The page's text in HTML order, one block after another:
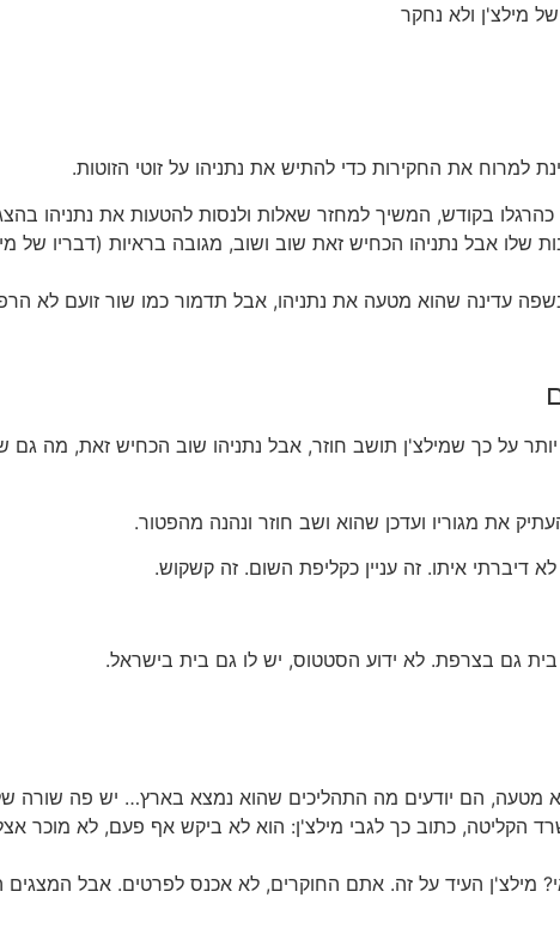
מילצ'ן ולא נחקר
שלו אבל נתניהו הכחיש זאת שוב ושוב, מגובה בראיות (דבריו של
עדינה שהוא מטעה את נתניהו, אבל תדמור כמו שור זועם לא
על כך שמילצ'ן תושב חוזר, אבל נתניהו שוב הכחיש זאת, מה גם
את מגוריו ועדכן שהוא ושב חוזר ונהנה מהפטור.
לא דיברתי איתו. זה עניין כקליפת השום. זה קשקוש.
בית גם בצרפת. לא ידוע הסטטוס, יש לו גם בית בישראל.
הם יודעים מה התהליכים שהוא נמצא בארץ… יש פה שורה
הקליטה, כתוב כך לגבי מילצ'ן: הוא לא ביקש אף פעם, לא מוכר
מילצ'ן העיד על זה. אתם החוקרים, לא אכנס לפרטים. אבל